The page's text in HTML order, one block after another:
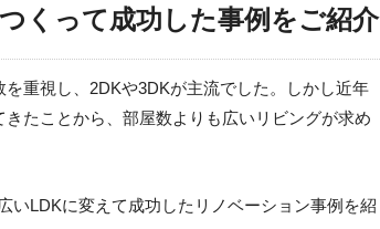
くって成功した事例をご紹介
重視し、2DKや3DKが主流でした。しかし近年
たことから、部屋数よりも広いリビングが求め
いLDKに変えて成功したリノベーション事例を紹